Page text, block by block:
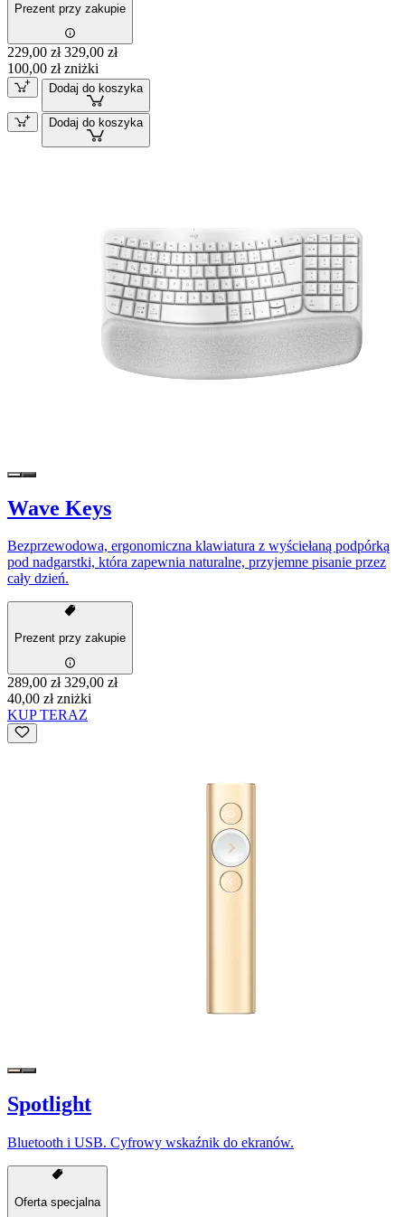
Prezent przy zakupie
229,00 zł 329,00 zł
100,00 zł zniżki
Dodaj do koszyka
Dodaj do koszyka
Wave Keys
Bezprzewodowa, ergonomiczna klawiatura z wyściełaną podpórką
pod nadgarstki, która zapewnia naturalne, przyjemne pisanie przez
cały dzień.
Prezent przy zakupie
289,00 zł 329,00 zł
40,00 zł zniżki
KUP TERAZ
Spotlight
Bluetooth i USB. Cyfrowy wskaźnik do ekranów.
Oferta specjalna